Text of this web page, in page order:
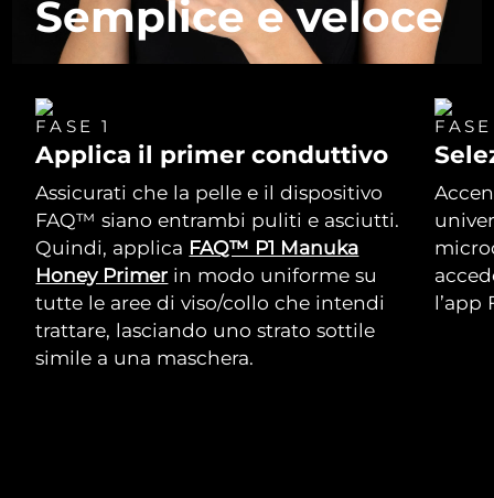
Semplice e veloce
FASE 1
Applica il primer conduttivo
Assicurati che la pelle e il dispositivo
FAQ™ siano entrambi puliti e asciutti.
Quindi, applica FAQ™ P1 Manuka
Honey Primer in modo uniforme su
tutte le aree di viso/collo che intendi
trattare, lasciando uno strato sottile
simile a una maschera.
l’app